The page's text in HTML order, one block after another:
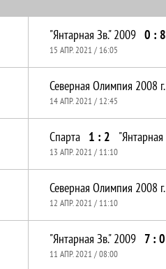
"Янтарная Зв." 2009 0 : 8
15 АПР. 2021 / 16:05
Северная Олимпия 2008
14 АПР. 2021 / 12:45
Спарта 1 : 2
13 АПР. 2021 / 11:10
Северная Олимпия 2008
12 АПР. 2021 / 11:10
"Янтарная Зв." 2009 7 : 0
11 АПР. 2021 / 08:00